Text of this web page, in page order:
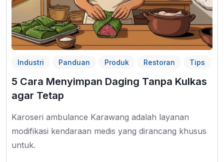
Industri Panduan Produk Restoran Tips
5 Cara Menyimpan Daging Tanpa Kulkas
agar Tetap
Karoseri ambulance Karawang adalah layanan
modifikasi kendaraan medis yang dirancang khusus
untuk.